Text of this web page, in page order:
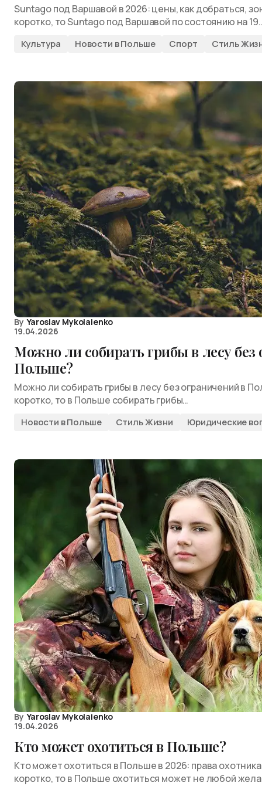
Suntago под Варшавой в 2026: цены, как добраться,
коротко, то Suntago под Варшавой по состоянию на
Культура Новости в Польше Спорт Стиль
By Yaroslav Mykolaienko
19.04.2026
Можно ли собирать грибы в лесу без
Польше?
Можно ли собирать грибы в лесу без ограничений в
коротко, то в Польше собирать грибы…
Новости в Польше Стиль Жизни Юридические
By Yaroslav Mykolaienko
19.04.2026
Кто может охотиться в Польше?
Кто может охотиться в Польше в 2026: права
коротко, то в Польше охотиться может не любой